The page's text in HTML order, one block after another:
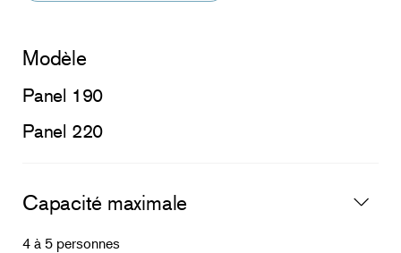
Modèle
Panel 190
Panel 220
Capacité maximale
4 à 5 personnes